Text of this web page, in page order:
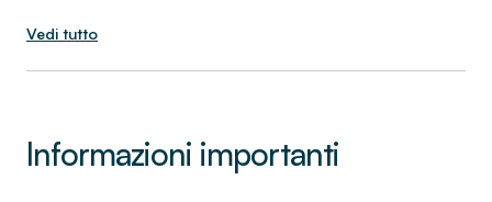
Vedi tutto
Informazioni importanti